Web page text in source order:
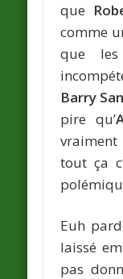
que
comme
que
Barry
pire qu’
tout ça
Euh
laissé
pas